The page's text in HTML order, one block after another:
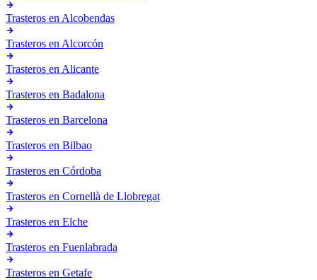
Trasteros en Alcobendas
Trasteros en Alcorcón
Trasteros en Alicante
Trasteros en Badalona
Trasteros en Barcelona
Trasteros en Bilbao
Trasteros en Córdoba
Trasteros en Cornellà de Llobregat
Trasteros en Elche
Trasteros en Fuenlabrada
Trasteros en Getafe